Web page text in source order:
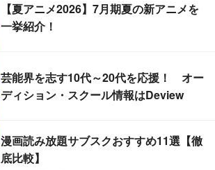
【夏アニメ2026】7月期夏の新アニメを
一挙紹介！
芸能界を志す10代～20代を応援！ オー
ディション・スクール情報はDeview
漫画読み放題サブスクおすすめ11選【徹
底比較】